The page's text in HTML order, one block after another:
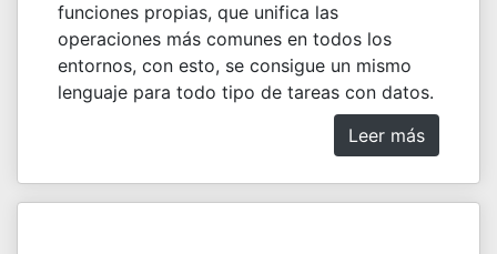
funciones propias, que unifica las
operaciones más comunes en todos los
entornos, con esto, se consigue un mismo
lenguaje para todo tipo de tareas con datos.
Leer más